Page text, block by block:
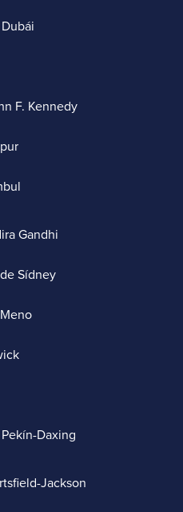
F. Kennedy
Gandhi
Sídney
Daxing
Jackson